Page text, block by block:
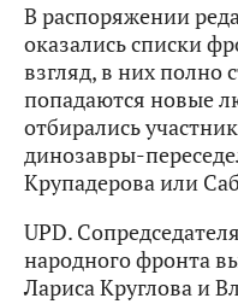
В распоряжении
оказались списки
взгляд, в них полно
попадаются новые
отбирались
динозавры-
Крупадерова или
UPD.
народного фронта
Лариса Круглова и